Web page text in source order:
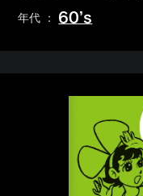
年代 ： 60’s